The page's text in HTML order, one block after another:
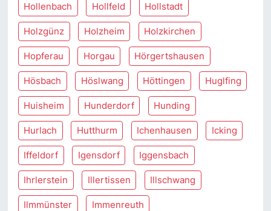
Hollenbach Hollfeld Hollstadt
Holzgünz Holzheim Holzkirchen
Hopferau Horgau Hörgertshausen
Hösbach Höslwang Höttingen Huglfing
Huisheim Hunderdorf Hunding
Hurlach Hutthurm Ichenhausen Icking
Iffeldorf Igensdorf Iggensbach
Ihrlerstein Illertissen Illschwang
Ilmmünster Immenreuth